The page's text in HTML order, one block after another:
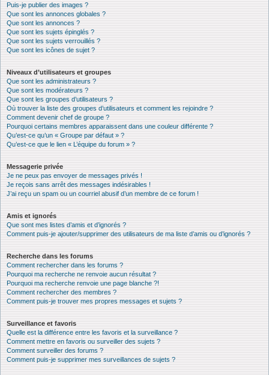
Puis-je publier des images ?
Que sont les annonces globales ?
Que sont les annonces ?
Que sont les sujets épinglés ?
Que sont les sujets verrouillés ?
Que sont les icônes de sujet ?
Niveaux d’utilisateurs et groupes
Que sont les administrateurs ?
Que sont les modérateurs ?
Que sont les groupes d’utilisateurs ?
Où trouver la liste des groupes d’utilisateurs et comment les rejoindre ?
Comment devenir chef de groupe ?
Pourquoi certains membres apparaissent dans une couleur différente ?
Qu’est-ce qu’un « Groupe par défaut » ?
Qu’est-ce que le lien « L’équipe du forum » ?
Messagerie privée
Je ne peux pas envoyer de messages privés !
Je reçois sans arrêt des messages indésirables !
J’ai reçu un spam ou un courriel abusif d’un membre de ce forum !
Amis et ignorés
Que sont mes listes d’amis et d’ignorés ?
Comment puis-je ajouter/supprimer des utilisateurs de ma liste d’amis ou d’ignorés ?
Recherche dans les forums
Comment rechercher dans les forums ?
Pourquoi ma recherche ne renvoie aucun résultat ?
Pourquoi ma recherche renvoie une page blanche ?!
Comment rechercher des membres ?
Comment puis-je trouver mes propres messages et sujets ?
Surveillance et favoris
Quelle est la différence entre les favoris et la surveillance ?
Comment mettre en favoris ou surveiller des sujets ?
Comment surveiller des forums ?
Comment puis-je supprimer mes surveillances de sujets ?